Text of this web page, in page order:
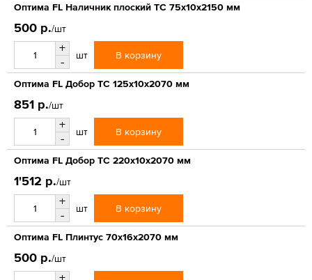
Оптима FL Наличник плоский ТС 75х10х2150 мм
500 р./шт
+
-
шт В корзину
Оптима FL Добор ТС 125х10х2070 мм
851 р./шт
+
-
шт В корзину
Оптима FL Добор ТС 220х10х2070 мм
1'512 р./шт
+
-
шт В корзину
Оптима FL Плинтус 70х16х2070 мм
500 р./шт